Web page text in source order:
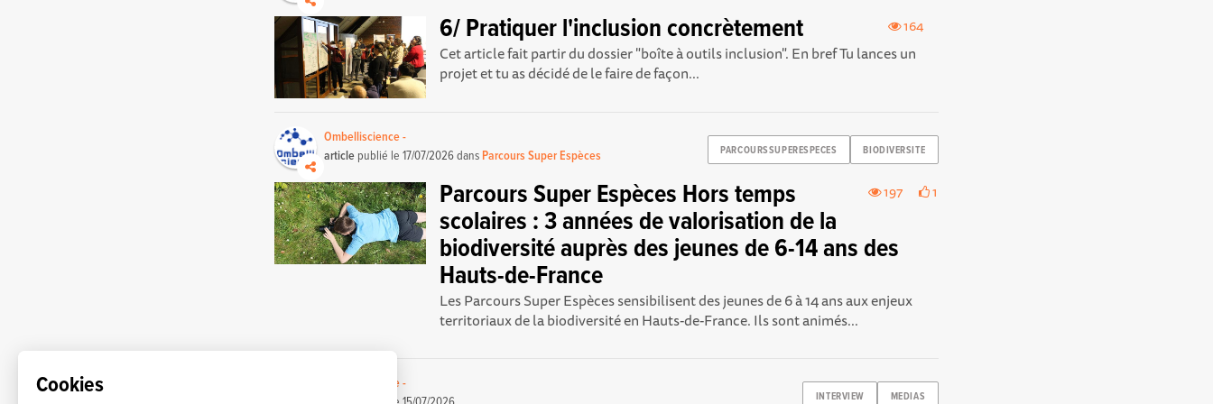
Cookies
164
6/ Pratiquer l'inclusion concrètement
Cet article fait partir du dossier "boîte à outils inclusion". En bref Tu lances un
projet et tu as décidé de le faire de façon...
PARCOURSSUPERESPECES BIODIVERSITE
Ombelliscience -
article publié le17/07/2026dans Parcours Super Espèces
197 1
Parcours Super Espèces Hors temps
scolaires : 3 années de valorisation de la
biodiversité auprès des jeunes de 6-14 ans des
Hauts-de-France
Les Parcours Super Espèces sensibilisent des jeunes de 6 à 14 ans aux enjeux
territoriaux de la biodiversité en Hauts-de-France. Ils sont animés...
INTERVIEW MEDIAS
Ombelliscience -